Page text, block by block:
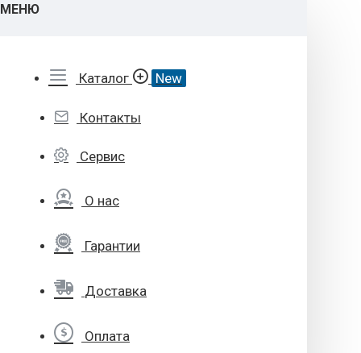
МЕНЮ
Каталог New
Контакты
Сервис
О нас
Гарантии
Доставка
Оплата